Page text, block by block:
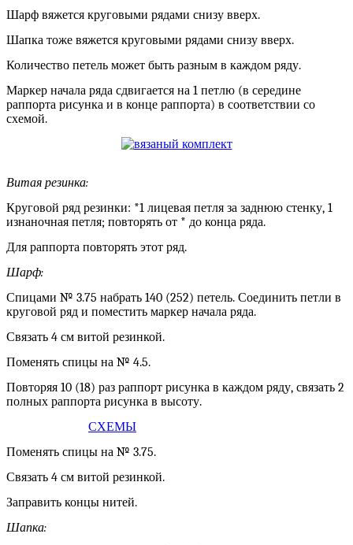
Шарф вяжется круговыми рядами снизу вверх.
Шапка тоже вяжется круговыми рядами снизу вверх.
Количество петель может быть разным в каждом ряду.
Маркер начала ряда сдвигается на 1 петлю (в середине
раппорта рисунка и в конце раппорта) в соответствии со
схемой.
Витая резинка:
Круговой ряд резинки: *1 лицевая петля за заднюю стенку, 1
изнаночная петля; повторять от * до конца ряда.
Для раппорта повторять этот ряд.
Шарф:
Спицами № 3.75 набрать 140 (252) петель. Соединить петли в
круговой ряд и поместить маркер начала ряда.
Связать 4 см витой резинкой.
Поменять спицы на № 4.5.
Повторяя 10 (18) раз раппорт рисунка в каждом ряду, связать 2
полных раппорта рисунка в высоту.
СХЕМЫ
Поменять спицы на № 3.75.
Связать 4 см витой резинкой.
Заправить концы нитей.
Шапка: